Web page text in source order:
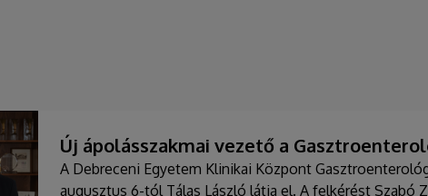
Új ápolásszakmai vezető a
A Debreceni Egyetem Klinikai Központ
augusztus 6-tól Tálas László látja el. A felkérést Szabó